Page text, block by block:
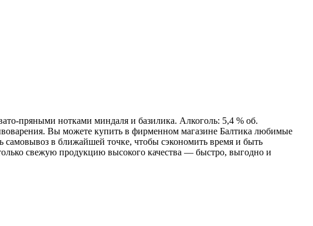
пряными нотками миндаля и базилика. Алкоголь: 5,4 % об.
Вы можете купить в фирменном магазине Балтика любимые
самовывоз в ближайшей точке, чтобы сэкономить время и быть
свежую продукцию высокого качества — быстро, выгодно и